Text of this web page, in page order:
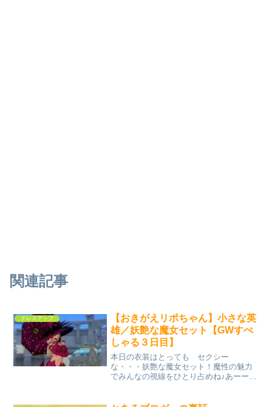
関連記事
ドレスアップ
【おきがえリポちゃん】小さな英
雄／妖艶な魔女セット【GWすぺ
しゃる３日目】
本日の衣装はとっても セクシー
な・・・妖艶な魔女セット！魔性の魅力
でみんなの視線をひとり占めね♪あーーー